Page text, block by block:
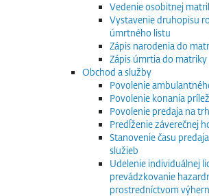
Vedenie osobitnej
Vystavenie druhopisu
úmrtného listu
Zápis narodenia do
Zápis úmrtia do matriky
Obchod a služby
Povolenie
Povolenie konania
Povolenie predaja na
Predĺženie záverečnej
Stanovenie času
služieb
Udelenie individuálnej
prevádzkovanie
prostredníctvom